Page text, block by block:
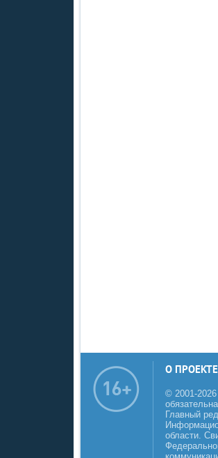
О ПРОЕКТЕ
© 2001-
Главный
области.